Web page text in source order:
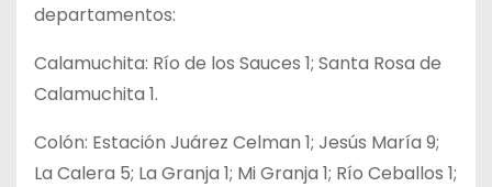
departamentos:
Calamuchita: Río de los Sauces 1; Santa Rosa de
Calamuchita 1.
Colón: Estación Juárez Celman 1; Jesús María 9;
La Calera 5; La Granja 1; Mi Granja 1; Río Ceballos 1;